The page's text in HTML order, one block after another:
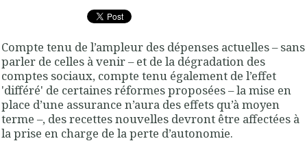
Compte tenu de l’ampleur des dépenses actuelles – sans
parler de celles à venir – et de la dégradation des
comptes sociaux, compte tenu également de l’effet
'différé' de certaines réformes proposées – la mise en
place d’une assurance n’aura des effets qu’à moyen
terme –, des recettes nouvelles devront être affectées à
la prise en charge de la perte d’autonomie.